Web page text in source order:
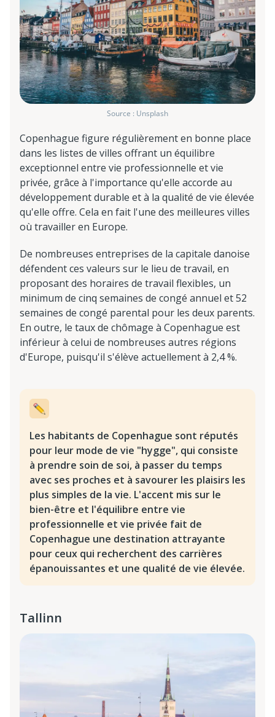
Source : Unsplash
Copenhague figure régulièrement en bonne place
dans les listes de villes offrant un équilibre
exceptionnel entre vie professionnelle et vie
privée, grâce à l'importance qu'elle accorde au
développement durable et à la qualité de vie élevée
qu'elle offre. Cela en fait l'une des meilleures villes
où travailler en Europe.
De nombreuses entreprises de la capitale danoise
défendent ces valeurs sur le lieu de travail, en
proposant des horaires de travail flexibles, un
minimum de cinq semaines de congé annuel et 52
semaines de congé parental pour les deux parents.
En outre, le taux de chômage à Copenhague est
inférieur à celui de nombreuses autres régions
d'Europe, puisqu'il s'élève actuellement à 2,4 %.
Les habitants de Copenhague sont réputés
pour leur mode de vie "hygge", qui consiste
à prendre soin de soi, à passer du temps
avec ses proches et à savourer les plaisirs les
plus simples de la vie. L'accent mis sur le
bien-être et l'équilibre entre vie
professionnelle et vie privée fait de
Copenhague une destination attrayante
pour ceux qui recherchent des carrières
épanouissantes et une qualité de vie élevée.
Tallinn